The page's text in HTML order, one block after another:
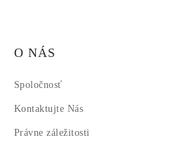
O NÁS
Spoločnosť
Kontaktujte Nás
Právne záležitosti